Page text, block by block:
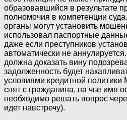
образовавшийся в результате
полномочия в компетенции
органы могут установить
использовал паспортные
даже если преступников
автоматически не
должна доказать вину
задолженность будет
условиями кредитной
снят с гражданина, на чье имя
необходимо решать вопрос
идет навстречу).